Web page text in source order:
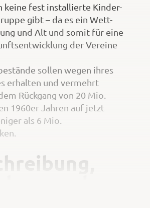
keine fest installierte Kinder-
gibt – da es ein Wett-
und Alt und somit für eine
der Vereine
sollen wegen ihres
erhalten und vermehrt
Rückgang von 20 Mio.
1960er Jahren auf jetzt
als 6 Mio.